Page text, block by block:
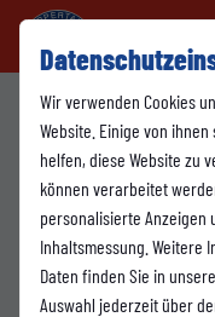
Wir verwenden Cookies
Website. Einige von
helfen, diese Website zu
können verarbeitet
personalisierte Anzeigen
Inhaltsmessung. Weitere
Daten finden Sie in
Auswahl jederzeit über
SEIT
Zur Geschichte